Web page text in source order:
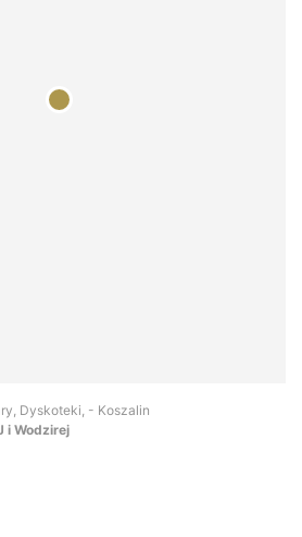
Dyskoteki, - Koszalin
i Wodzirej